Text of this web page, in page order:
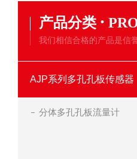
产品分类 ·
我们相信合格的产品是信
AJP系列多孔孔板传感器
分体多孔孔板流量计